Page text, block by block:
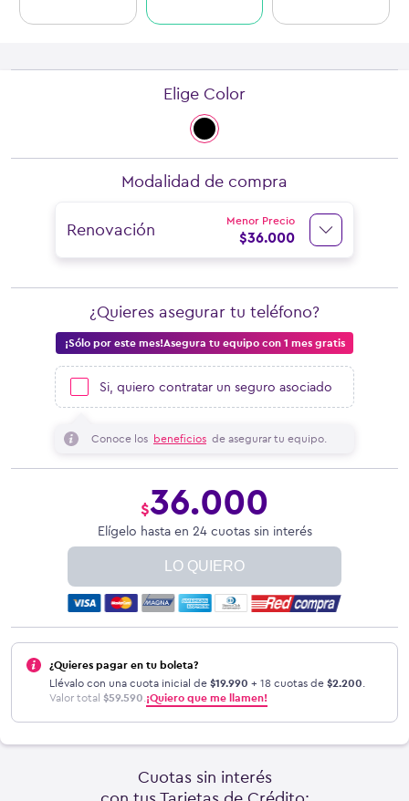
Elige Color
Modalidad de compra
Renovación Menor Precio
$36.000
¡Sólo por este mes!Asegura tu equipo con 1 mes gratis
¿Quieres asegurar tu teléfono?
Si, quiero contratar un seguro asociado
Conoce los beneficios de asegurar tu equipo.
$36.000
Elígelo hasta en 24 cuotas sin interés
LO QUIERO
¿Quieres pagar en tu boleta?
Llévalo con una cuota inicial de $19.990 + 18 cuotas de $2.200.
Valor total $59.590.¡Quiero que me llamen!
Cuotas sin interés